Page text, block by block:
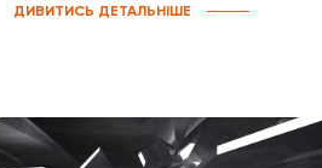
ДИВИТИСЬ ДЕТАЛЬНІШЕ